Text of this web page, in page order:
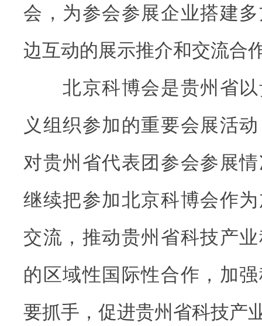
会，为参会参展企业搭建
边互动的展示推介和交流合
北京科博会是贵州省以
义组织参加的重要会展活
对贵州省代表团参会参展
继续把参加北京科博会作
交流，推动贵州省科技产
的区域性国际性合作，加
要抓手，促进贵州省科技产